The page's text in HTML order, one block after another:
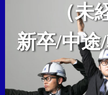
（未
新卒/中途